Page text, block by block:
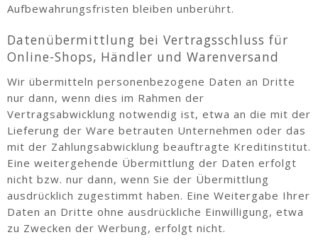
Aufbewahrungsfristen bleiben unberührt.
Datenübermittlung bei Vertragsschluss für
Online-Shops, Händler und Warenversand
Wir übermitteln personenbezogene Daten an Dritte
nur dann, wenn dies im Rahmen der
Vertragsabwicklung notwendig ist, etwa an die mit der
Lieferung der Ware betrauten Unternehmen oder das
mit der Zahlungsabwicklung beauftragte Kreditinstitut.
Eine weitergehende Übermittlung der Daten erfolgt
nicht bzw. nur dann, wenn Sie der Übermittlung
ausdrücklich zugestimmt haben. Eine Weitergabe Ihrer
Daten an Dritte ohne ausdrückliche Einwilligung, etwa
zu Zwecken der Werbung, erfolgt nicht.